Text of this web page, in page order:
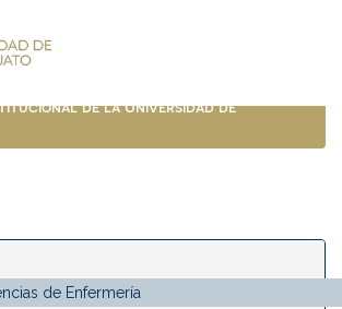
de la Universidad de